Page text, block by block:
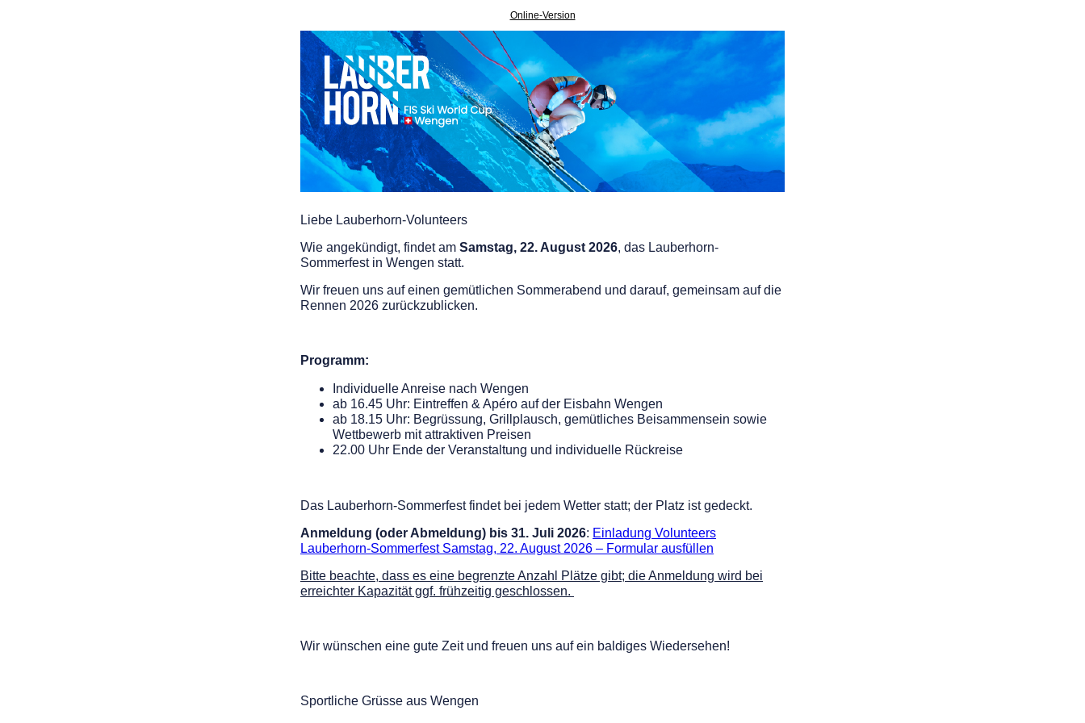
Online-Version
Liebe Lauberhorn-Volunteers
Wie angekündigt, findet am Samstag, 22. August 2026, das Lauberhorn-
Sommerfest in Wengen statt.
Wir freuen uns auf einen gemütlichen Sommerabend und darauf, gemeinsam auf die
Rennen 2026 zurückzublicken.
Programm:
Individuelle Anreise nach Wengen
ab 16.45 Uhr: Eintreffen & Apéro auf der Eisbahn Wengen
ab 18.15 Uhr: Begrüssung, Grillplausch, gemütliches Beisammensein sowie
Wettbewerb mit attraktiven Preisen
22.00 Uhr Ende der Veranstaltung und individuelle Rückreise
Das Lauberhorn-Sommerfest findet bei jedem Wetter statt; der Platz ist gedeckt.
Anmeldung (oder Abmeldung) bis 31. Juli 2026: Einladung Volunteers
Lauberhorn-Sommerfest Samstag, 22. August 2026 – Formular ausfüllen
Bitte beachte, dass es eine begrenzte Anzahl Plätze gibt; die Anmeldung wird bei
erreichter Kapazität ggf. frühzeitig geschlossen.
Wir wünschen eine gute Zeit und freuen uns auf ein baldiges Wiedersehen!
Sportliche Grüsse aus Wengen